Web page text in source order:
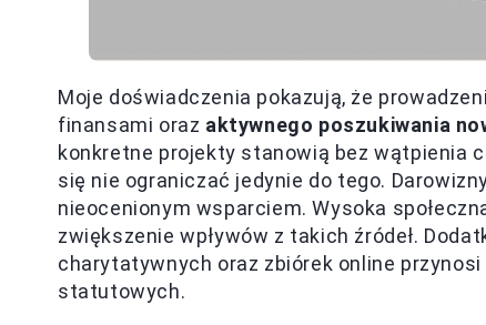
Moje doświadczenia pokazują, że
finansami oraz aktywnego poszukiwania
konkretne projekty stanowią bez wątpienia
się nie ograniczać jedynie do tego.
nieocenionym wsparciem. Wysoka
zwiększenie wpływów z takich źródeł.
charytatywnych oraz zbiórek online
statutowych.